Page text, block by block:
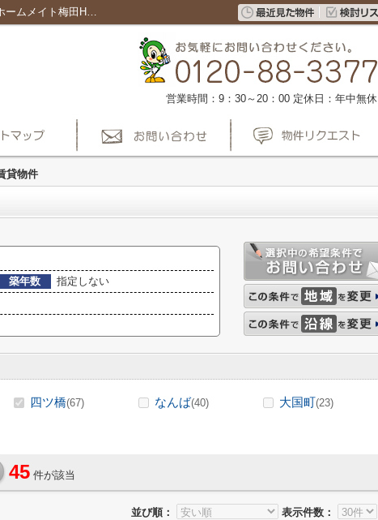
四ツ橋駅の賃貸、店舗、事務所一覧｜賃貸大阪で不動産、賃貸マンション探しはホームメイト梅田HEP前店
営業時間：9：30～20：00 定休日：年中無休
貸物件
築年数
指定しない
四ツ橋(67) なんば(40) 大国町(23)
45 件が該当
並び順： 表示件数：